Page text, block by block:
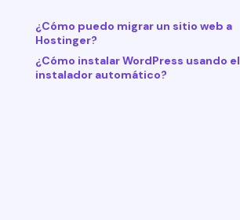
¿Cómo puedo migrar un sitio web a
Hostinger?
¿Cómo instalar WordPress usando el
instalador automático?